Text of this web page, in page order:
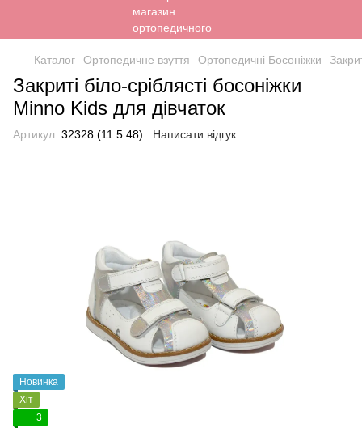
Каталог Ортопедичне взуття Ортопедичні Босоніжки
Закриті біло-сріблясті босоніжки
Minno Kids для дівчаток
Артикул: 32328 (11.5.48) Написати відгук
Новинка
Хіт
3